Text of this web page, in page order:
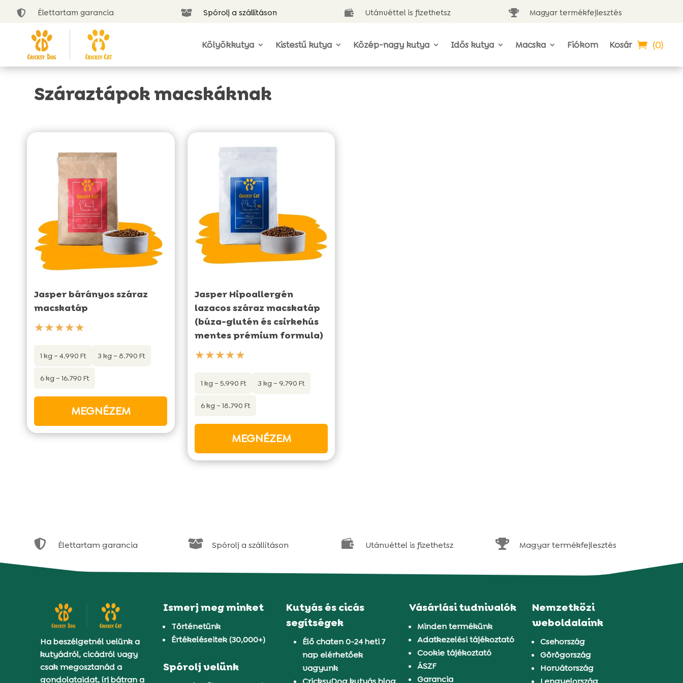
 Élettartam garancia  Spórolj a szállításon  Utánvéttel is fizethetsz  Magyar termékfejlesztés
Kölyökkutya Kistestű kutya Közép-nagy kutya Idős kutya Macska Fiókom Kosár (0)
Száraztápok macskáknak
Jasper bárányos száraz
macskatáp
★★★★★
1 kg – 4.990 Ft 3 kg – 8.790 Ft
6 kg – 16.790 Ft
MEGNÉZEM
Jasper Hipoallergén
lazacos száraz macskatáp
(búza-glutén és csirkehús
mentes prémium formula)
★★★★★
1 kg – 5.990 Ft 3 kg – 9.790 Ft
6 kg – 18.790 Ft
MEGNÉZEM
 Élettartam garancia  Spórolj a szállításon  Utánvéttel is fizethetsz  Magyar termékfejlesztés
Ha beszélgetnél velünk a
kutyádról, cicádról vagy
csak megosztanád a
gondolataidat, írj bátran a
Ismerj meg minket
Történetünk
Értékeléseitek (30,000+)
Spórolj velünk
Kutyás és cicás
segítségek
Élő chaten 0-24 heti 7
nap elérhetőek
vagyunk
Vásárlási tudnivalók
Minden termékünk
Adatkezelési tájékoztató
Cookie tájékoztató
ÁSZF
Garancia
Nemzetközi
weboldalaink
Csehország
Görögország
Horvátország